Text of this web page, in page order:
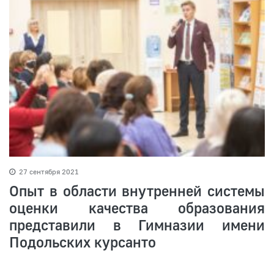
27 сентября 2021
Опыт в области внутренней системы
оценки качества образования
представили в Гимназии имени
Подольских курсанто